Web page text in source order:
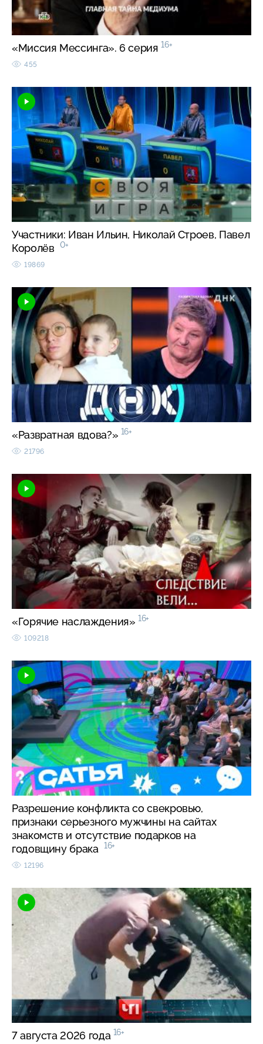
«Миссия Мессинга». 6 серия 16+
455
Участники: Иван Ильин, Николай Строев, Павел
Королёв
0+
19869
«Развратная вдова?» 16+
21796
«Горячие наслаждения» 16+
109218
Разрешение конфликта со свекровью,
признаки серьезного мужчины на сайтах
знакомств и отсутствие подарков на
годовщину брака
16+
12196
7 августа 2026 года 16+